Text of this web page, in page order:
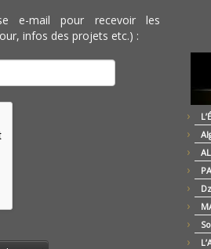
e-mail pour recevoir les
infos des projets etc.) :